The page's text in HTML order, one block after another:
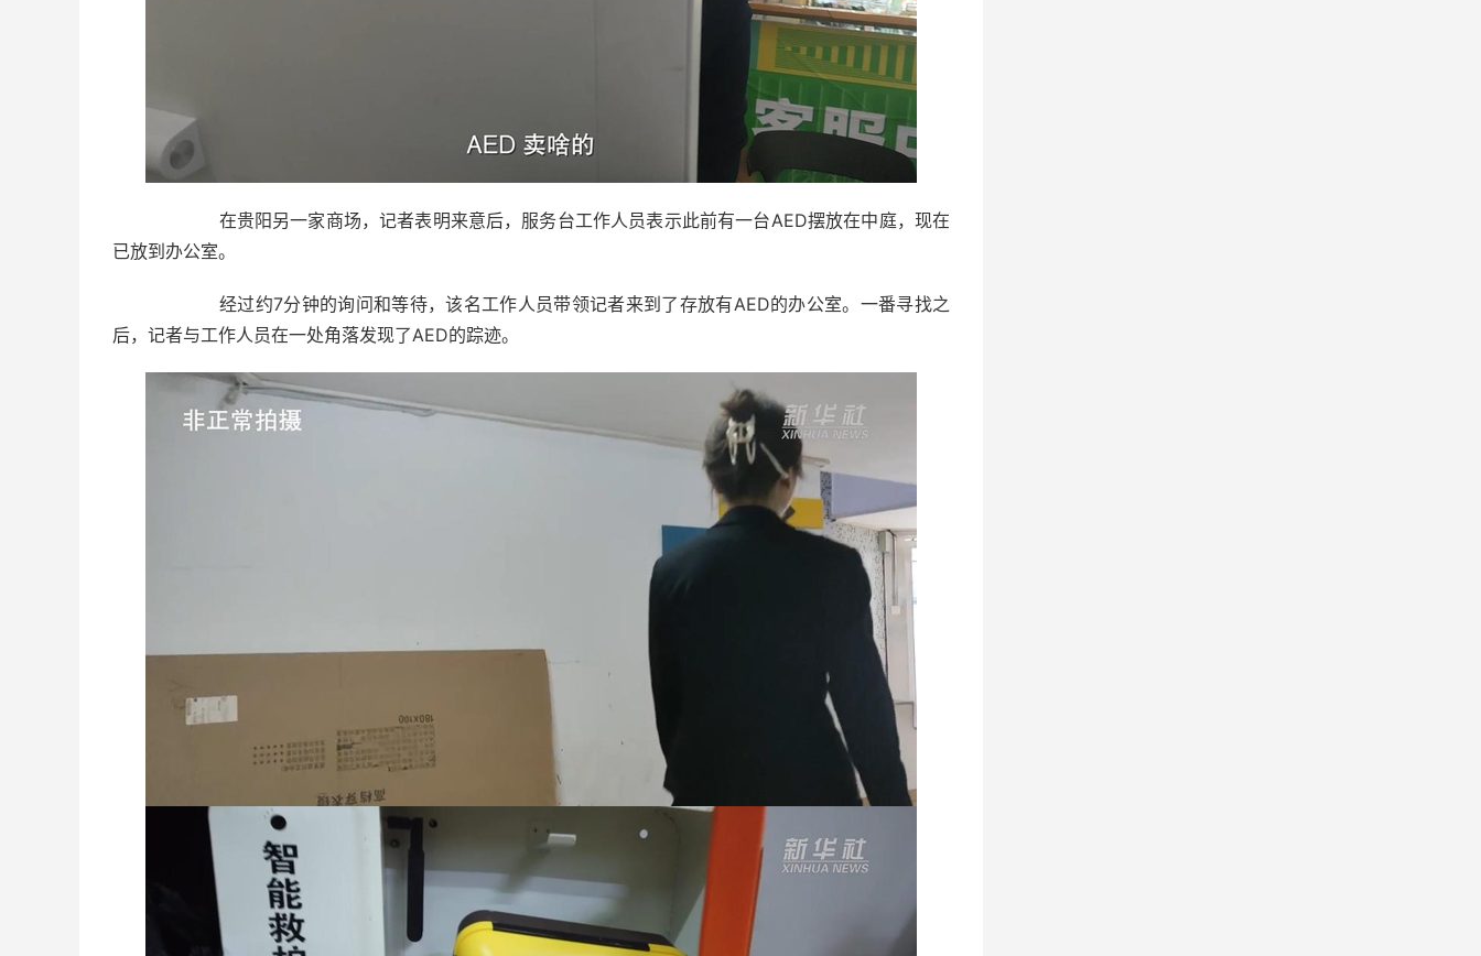
在贵阳另一家商场，记者表明来意后，服务台工作人员表示此前有一台AED摆放在中庭，现在
已放到办公室。
经过约7分钟的询问和等待，该名工作人员带领记者来到了存放有AED的办公室。一番寻找之
后，记者与工作人员在一处角落发现了AED的踪迹。